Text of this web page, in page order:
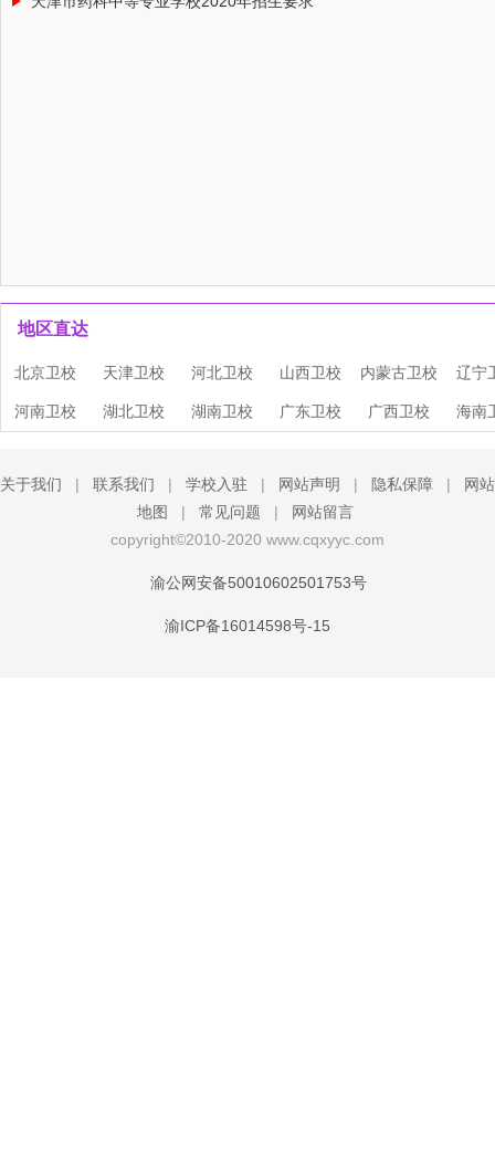
地区直达
北京卫校 天津卫校 河北卫校 山西卫校 内蒙古卫校 辽宁
河南卫校 湖北卫校 湖南卫校 广东卫校 广西卫校 海南
关于我们 | 联系我们 | 学校入驻 | 网站声明 | 隐私保障 |
网站
地图
| 常见问题 |
网站留言
copyright©2010-2020 www.cqxyyc.com
渝公网安备50010602501753号
渝ICP备16014598号-15